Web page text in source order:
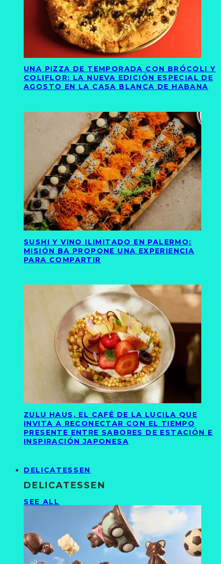
UNA PIZZA DE TEMPORADA CON BRÓCOLI Y
COLIFLOR: LA NUEVA EDICIÓN ESPECIAL DE
AGOSTO EN LA CASA BLANCA DE HABANA
SUSHI Y VINO ILIMITADO EN PALERMO:
MISIÓN BA PROPONE UNA EXPERIENCIA
PARA COMPARTIR
ZULU HAUS, EL CAFÉ DE LA LUCILA QUE
INVITA A RECONECTAR CON EL TIEMPO
PRESENTE ENTRE SABORES DE ESTACIÓN E
INSPIRACIÓN JAPONESA
DELICATESSEN
DELICATESSEN
SEE ALL